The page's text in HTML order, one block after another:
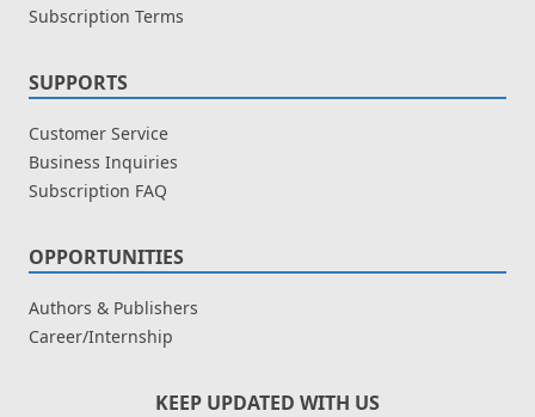
Subscription Terms
SUPPORTS
Customer Service
Business Inquiries
Subscription FAQ
OPPORTUNITIES
Authors & Publishers
Career/Internship
KEEP UPDATED WITH US